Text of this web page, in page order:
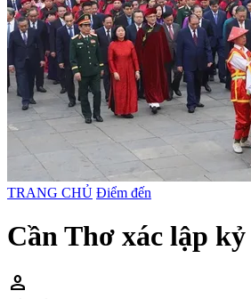
TRANG CHỦ Điểm đến
Cần Thơ xác lập
person